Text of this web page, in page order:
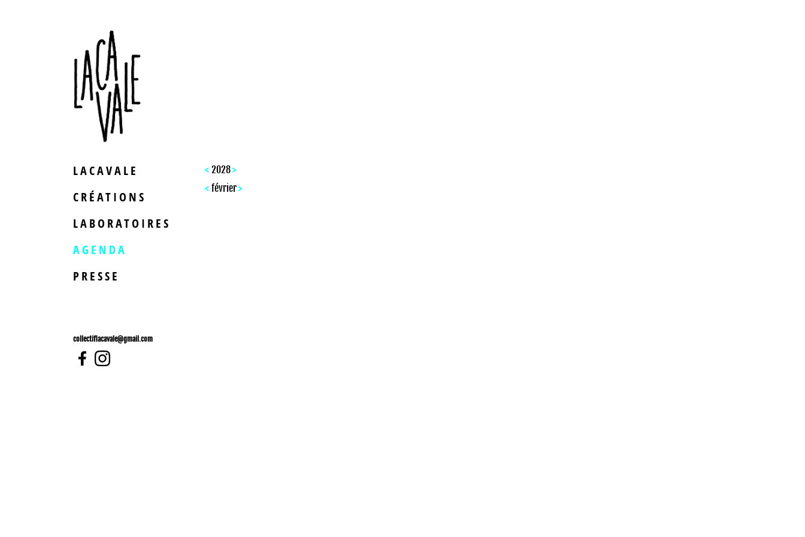
LACAVALE
CRÉATIONS
LABORATOIRES
AGENDA
PRESSE
collectiflacavale@gmail.com
< 2028>
< février>